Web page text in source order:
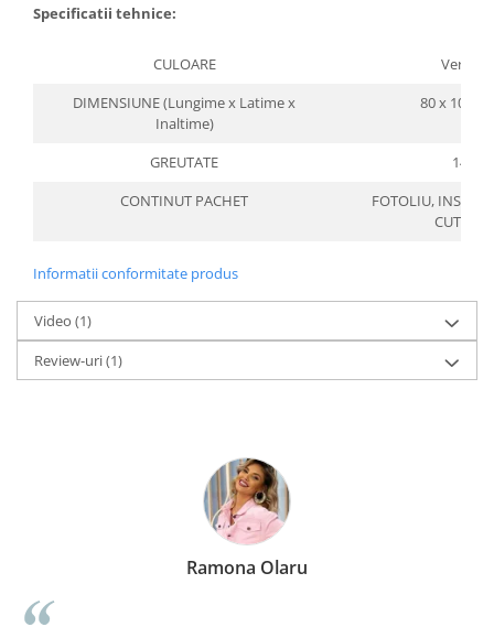
Specificatii tehnice:
CULOARE
Verde
DIMENSIUNE (Lungime x Latime x
Inaltime)
80 x 100 x
GREUTATE
14
CONTINUT PACHET
FOTOLIU,
CUTTER
Informatii conformitate produs
Video (1)
Review-uri(1)
Ramona Olaru